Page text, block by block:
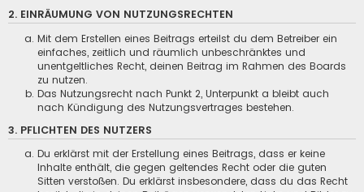
2. EINRÄUMUNG VON NUTZUNGSRECHTEN
Mit dem Erstellen eines Beitrags erteilst du dem Betreiber ein
einfaches, zeitlich und räumlich unbeschränktes und
unentgeltliches Recht, deinen Beitrag im Rahmen des Boards
zu nutzen.
Das Nutzungsrecht nach Punkt 2, Unterpunkt a bleibt auch
nach Kündigung des Nutzungsvertrages bestehen.
3. PFLICHTEN DES NUTZERS
Du erklärst mit der Erstellung eines Beitrags, dass er keine
Inhalte enthält, die gegen geltendes Recht oder die guten
Sitten verstoßen. Du erklärst insbesondere, dass du das Recht